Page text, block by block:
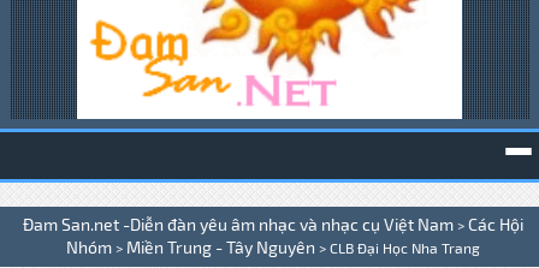
Đam San.net -Diễn đàn yêu âm nhạc và nhạc cụ Việt Nam > Các Hội
Nhóm > Miền Trung - Tây Nguyên > CLB Đại Học Nha Trang